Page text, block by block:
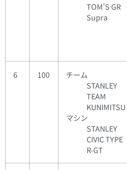
TOM'S GR
Supra
6 100
チーム
STANLEY
TEAM
KUNIMITSU
マシン
STANLEY
CIVIC TYPE
R-GT